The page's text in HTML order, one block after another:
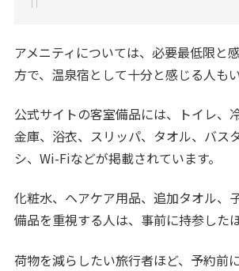
アメニティについては、必要最低限と
方で、温泉宿として十分と感じる人もい
公式サイトの客室備品には、トイレ、
金庫、浴衣、スリッパ、タオル、バス
シ、Wi-Fiなどが掲載されています。
化粧水、ヘアケア用品、追加タオル、
備品を重視する人は、事前に持参した
荷物を減らしたい旅行者ほど、予約前